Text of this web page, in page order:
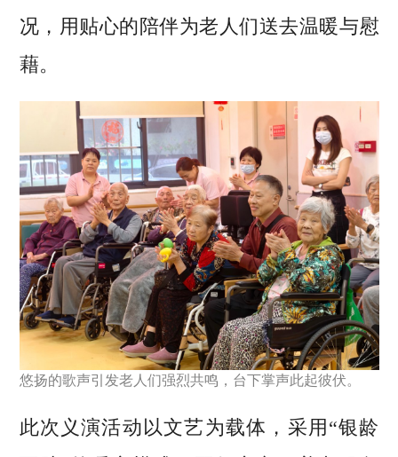
况，用贴心的陪伴为老人们送去温暖与慰
藉。
悠扬的歌声引发老人们强烈共鸣，台下掌声此起彼伏。
此次义演活动以文艺为载体，采用“银龄